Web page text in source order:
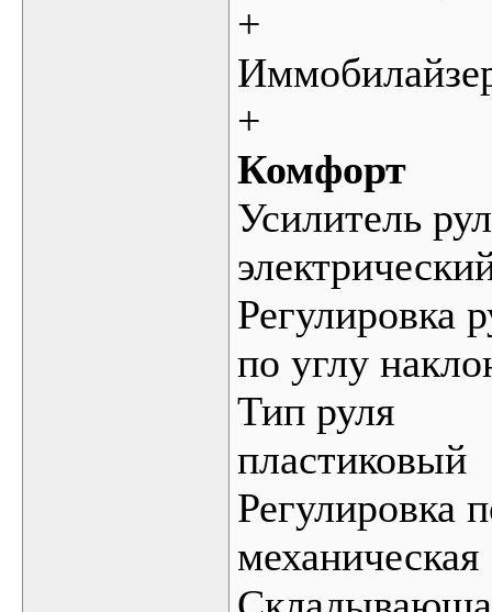
+
+
Комфорт
Усилитель
Регулировка
по углу
Тип руля
пластиковый
Регулировка
механическая